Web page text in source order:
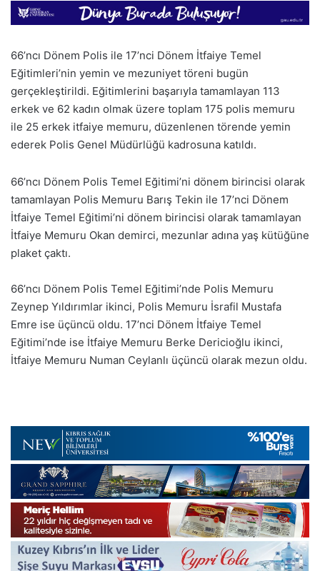
66’ncı Dönem Polis ile 17’nci Dönem İtfaiye Temel
Eğitimleri’nin yemin ve mezuniyet töreni bugün
gerçekleştirildi. Eğitimlerini başarıyla tamamlayan 113
erkek ve 62 kadın olmak üzere toplam 175 polis memuru
ile 25 erkek itfaiye memuru, düzenlenen törende yemin
ederek Polis Genel Müdürlüğü kadrosuna katıldı.
66’ncı Dönem Polis Temel Eğitimi’ni dönem birincisi olarak
tamamlayan Polis Memuru Barış Tekin ile 17’nci Dönem
İtfaiye Temel Eğitimi’ni dönem birincisi olarak tamamlayan
İtfaiye Memuru Okan demirci, mezunlar adına yaş kütüğüne
plaket çaktı.
66’ncı Dönem Polis Temel Eğitimi’nde Polis Memuru
Zeynep Yıldırımlar ikinci, Polis Memuru İsrafil Mustafa
Emre ise üçüncü oldu. 17’nci Dönem İtfaiye Temel
Eğitimi’nde ise İtfaiye Memuru Berke Dericioğlu ikinci,
İtfaiye Memuru Numan Ceylanlı üçüncü olarak mezun oldu.